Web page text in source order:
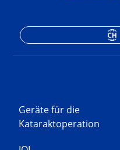
Geräte für die
Kataraktoperation